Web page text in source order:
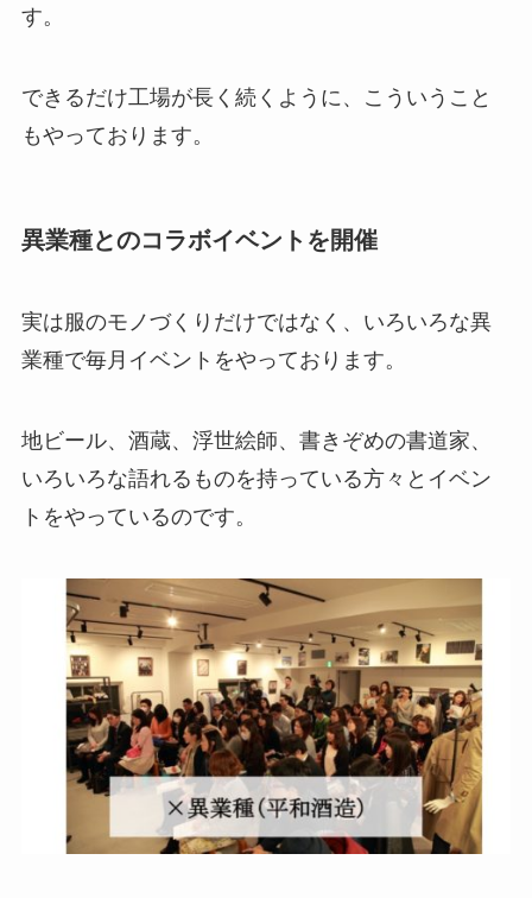
す。
できるだけ工場が長く続くように、こういうこと
もやっております。
異業種とのコラボイベントを開催
実は服のモノづくりだけではなく、いろいろな異
業種で毎月イベントをやっております。
地ビール、酒蔵、浮世絵師、書きぞめの書道家、
いろいろな語れるものを持っている方々とイベン
トをやっているのです。